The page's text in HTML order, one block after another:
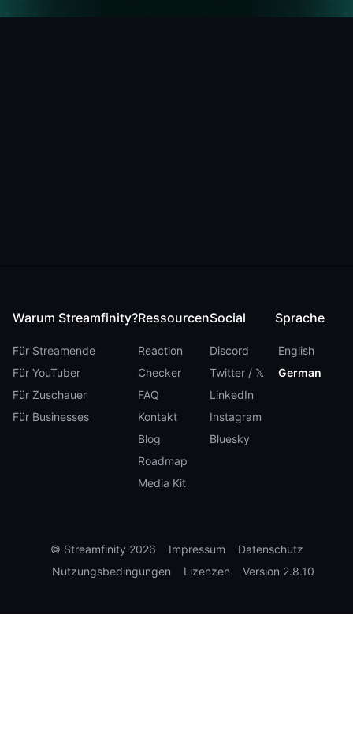
Warum Streamfinity?
Für Streamende
Für YouTuber
Für Zuschauer
Für Businesses
Ressourcen
Reaction
Checker
FAQ
Kontakt
Blog
Roadmap
Media Kit
Social
Discord
Twitter / 𝕏
LinkedIn
Instagram
Bluesky
Sprache
English
German
© Streamfinity 2026 Impressum
Datenschutz
Nutzungsbedingungen
Lizenzen Version 2.8.10